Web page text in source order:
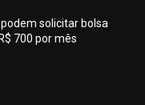
solicitar bolsa
700 por mês